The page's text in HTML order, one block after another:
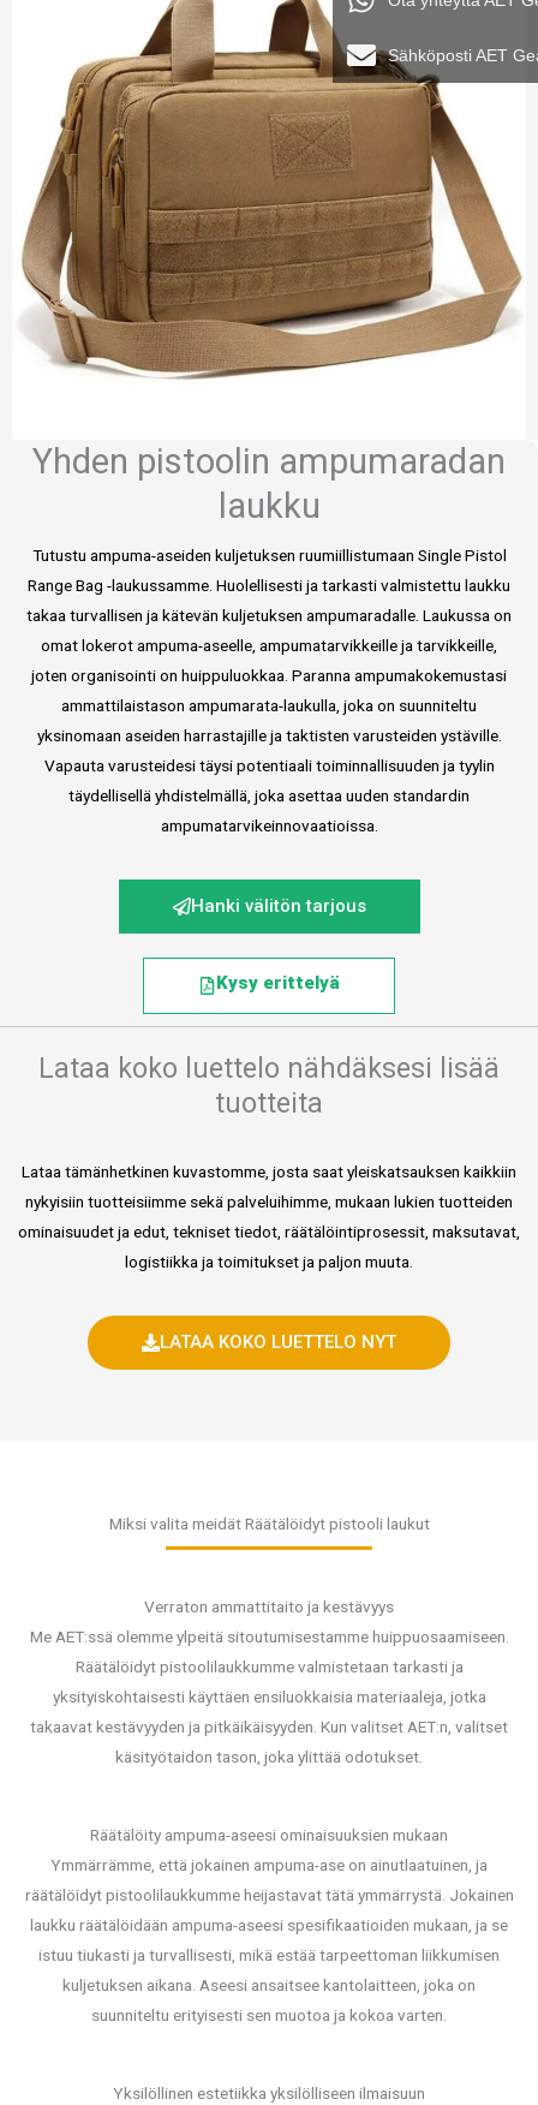
Yhden pistoolin ampumaradan
laukku
Tutustu ampuma-aseiden kuljetuksen ruumiillistumaan Single Pistol
Range Bag -laukussamme. Huolellisesti ja tarkasti valmistettu laukku
takaa turvallisen ja kätevän kuljetuksen ampumaradalle. Laukussa on
omat lokerot ampuma-aseelle, ampumatarvikkeille ja tarvikkeille,
joten organisointi on huippuluokkaa. Paranna ampumakokemustasi
ammattilaistason ampumarata-laukulla, joka on suunniteltu
yksinomaan aseiden harrastajille ja taktisten varusteiden ystäville.
Vapauta varusteidesi täysi potentiaali toiminnallisuuden ja tyylin
täydellisellä yhdistelmällä, joka asettaa uuden standardin
ampumatarvikeinnovaatioissa.
Hanki välitön tarjous
Kysy erittelyä
Lataa koko luettelo nähdäksesi lisää
tuotteita
Lataa tämänhetkinen kuvastomme, josta saat yleiskatsauksen kaikkiin
nykyisiin tuotteisiimme sekä palveluihimme, mukaan lukien tuotteiden
ominaisuudet ja edut, tekniset tiedot, räätälöintiprosessit, maksutavat,
logistiikka ja toimitukset ja paljon muuta.
LATAA KOKO LUETTELO NYT
Miksi valita meidät Räätälöidyt pistooli laukut
Verraton ammattitaito ja kestävyys
Me AET:ssä olemme ylpeitä sitoutumisestamme huippuosaamiseen.
Räätälöidyt pistoolilaukkumme valmistetaan tarkasti ja
yksityiskohtaisesti käyttäen ensiluokkaisia materiaaleja, jotka
takaavat kestävyyden ja pitkäikäisyyden. Kun valitset AET:n, valitset
käsityötaidon tason, joka ylittää odotukset.
Räätälöity ampuma-aseesi ominaisuuksien mukaan
Ymmärrämme, että jokainen ampuma-ase on ainutlaatuinen, ja
räätälöidyt pistoolilaukkumme heijastavat tätä ymmärrystä. Jokainen
laukku räätälöidään ampuma-aseesi spesifikaatioiden mukaan, ja se
istuu tiukasti ja turvallisesti, mikä estää tarpeettoman liikkumisen
kuljetuksen aikana. Aseesi ansaitsee kantolaitteen, joka on
suunniteltu erityisesti sen muotoa ja kokoa varten.
Yksilöllinen estetiikka yksilölliseen ilmaisuun
Sähköposti AET